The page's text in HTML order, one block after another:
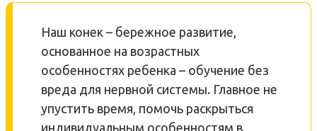
Наш конек – бережное развитие,
основанное на возрастных
особенностях ребенка – обучение без
вреда для нервной системы. Главное не
упустить время, помочь раскрыться
индивидуальным особенностям в